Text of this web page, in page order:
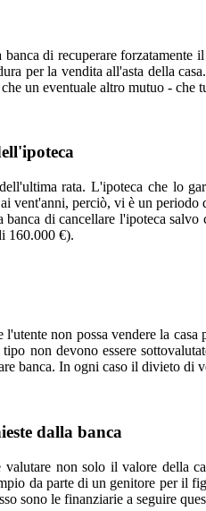
banca di recuperare
per la vendita all'asta della
un eventuale altro mutuo -
rata. L'ipoteca che lo
vent'anni, perciò, vi è un
di cancellare l'ipoteca
160.000 €).
non possa vendere la
non devono essere
banca. In ogni caso il divieto
dalla banca
non solo il valore della
da parte di un genitore per il
sono le finanziarie a seguire